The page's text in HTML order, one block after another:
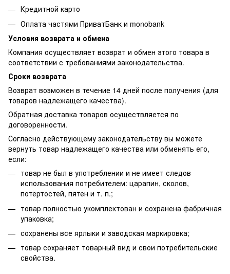
Кредитной карто
Оплата частями ПриватБанк и monobank
Условия возврата и обмена
Компания осуществляет возврат и обмен этого товара в
соответствии с требованиями законодательства.
Сроки возврата
Возврат возможен в течение 14 дней после получения (для
товаров надлежащего качества).
Обратная доставка товаров осуществляется по
договоренности.
Согласно действующему законодательству вы можете
вернуть товар надлежащего качества или обменять его,
если:
товар не был в употреблении и не имеет следов
использования потребителем: царапин, сколов,
потёртостей, пятен и т. п.;
товар полностью укомплектован и сохранена фабричная
упаковка;
сохранены все ярлыки и заводская маркировка;
товар сохраняет товарный вид и свои потребительские
свойства.